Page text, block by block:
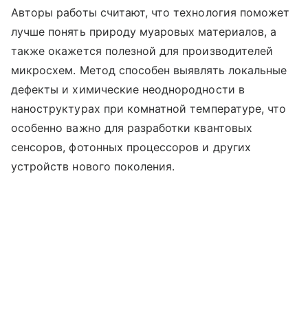
Авторы работы считают, что технология поможет
лучше понять природу муаровых материалов, а
также окажется полезной для производителей
микросхем. Метод способен выявлять локальные
дефекты и химические неоднородности в
наноструктурах при комнатной температуре, что
особенно важно для разработки квантовых
сенсоров, фотонных процессоров и других
устройств нового поколения.